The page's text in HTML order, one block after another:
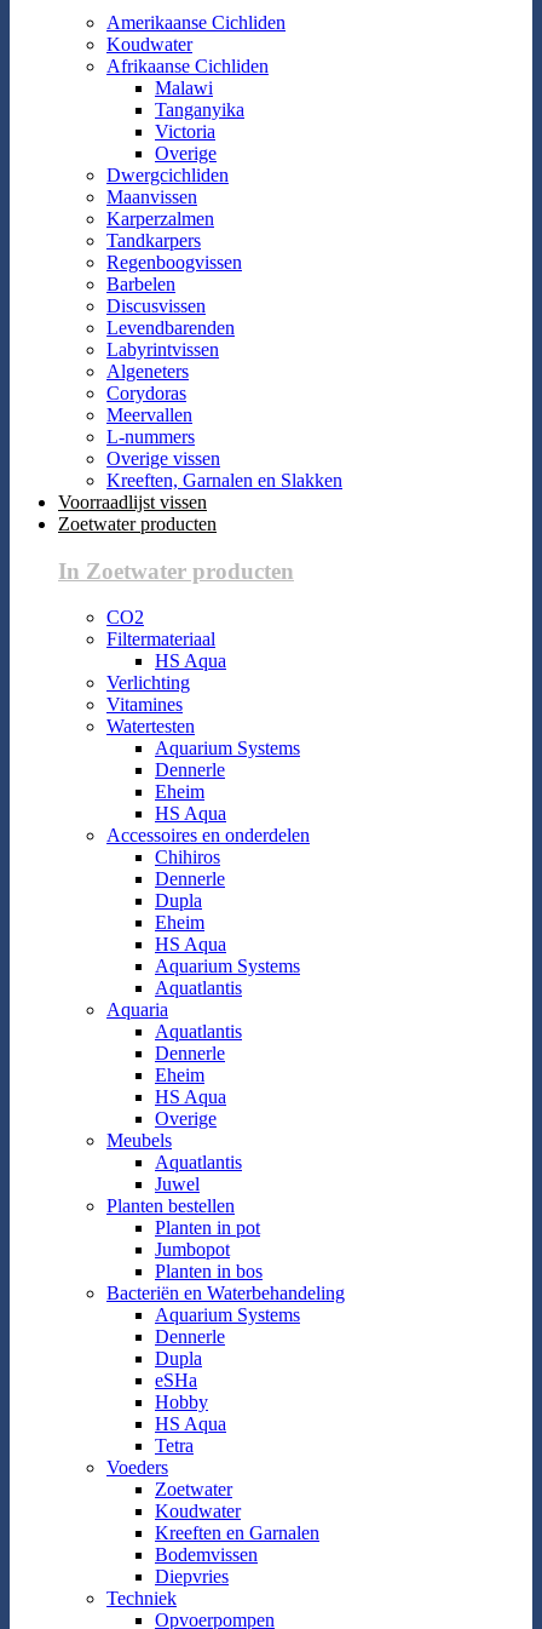
Amerikaanse Cichliden
Koudwater
Afrikaanse Cichliden
Malawi
Tanganyika
Victoria
Overige
Dwergcichliden
Maanvissen
Karperzalmen
Tandkarpers
Regenboogvissen
Barbelen
Discusvissen
Levendbarenden
Labyrintvissen
Algeneters
Corydoras
Meervallen
L-nummers
Overige vissen
Kreeften, Garnalen en Slakken
Voorraadlijst vissen
Zoetwater producten
In Zoetwater producten
CO2
Filtermateriaal
HS Aqua
Verlichting
Vitamines
Watertesten
Aquarium Systems
Dennerle
Eheim
HS Aqua
Accessoires en onderdelen
Chihiros
Dennerle
Dupla
Eheim
HS Aqua
Aquarium Systems
Aquatlantis
Aquaria
Aquatlantis
Dennerle
Eheim
HS Aqua
Overige
Meubels
Aquatlantis
Juwel
Planten bestellen
Planten in pot
Jumbopot
Planten in bos
Bacteriën en Waterbehandeling
Aquarium Systems
Dennerle
Dupla
eSHa
Hobby
HS Aqua
Tetra
Voeders
Zoetwater
Koudwater
Kreeften en Garnalen
Bodemvissen
Diepvries
Techniek
Opvoerpompen